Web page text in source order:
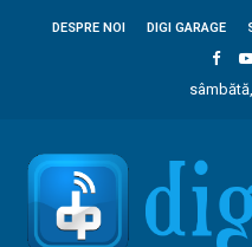
DESPRE NOI DIGI GARAGE